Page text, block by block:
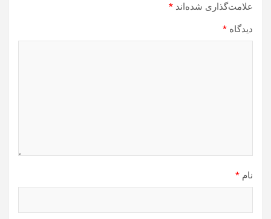
علامت‌گذاری شده‌اند *
دیدگاه *
نام *